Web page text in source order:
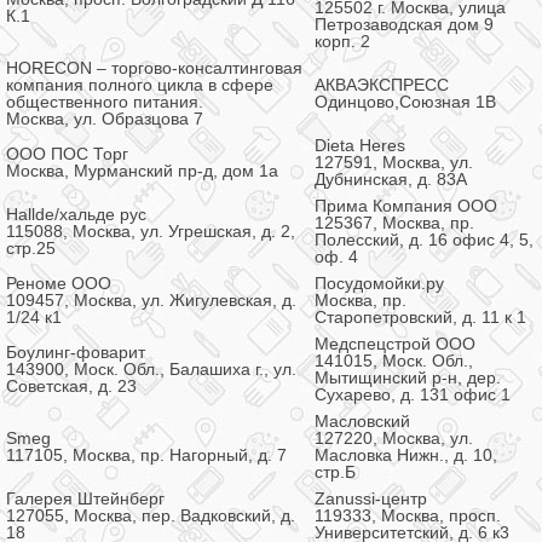
К.1
125502 г. Москва, улица
Петрозаводская дом 9
корп. 2
HORECON – торгово-консалтинговая
компания полного цикла в сфере
общественного питания.
Москва, ул. Образцова 7
АКВАЭКСПРЕСС
Одинцово,Союзная 1В
ООО ПОС Торг
Москва, Мурманский пр-д, дом 1а
Dieta Heres
127591, Москва, ул.
Дубнинская, д. 83А
Hallde/хальде рус
115088, Москва, ул. Угрешская, д. 2,
стр.25
Прима Компания ООО
125367, Москва, пр.
Полесский, д. 16 офис 4, 5,
оф. 4
Реноме ООО
109457, Москва, ул. Жигулевская, д.
1/24 к1
Посудомойки.ру
Москва, пр.
Старопетровский, д. 11 к 1
Боулинг-фоварит
143900, Моск. Обл., Балашиха г., ул.
Советская, д. 23
Медспецстрой ООО
141015, Моск. Обл.,
Мытищинский р-н, дер.
Сухарево, д. 131 офис 1
Smeg
117105, Москва, пр. Нагорный, д. 7
Масловский
127220, Москва, ул.
Масловка Нижн., д. 10,
стр.Б
Галерея Штейнберг
127055, Москва, пер. Вадковский, д.
18
Zanussi-центр
119333, Москва, просп.
Университетский, д. 6 к3